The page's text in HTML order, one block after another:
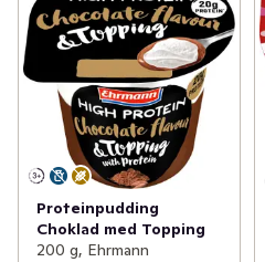
Proteinpudding
Choklad med Topping
200 g, Ehrmann